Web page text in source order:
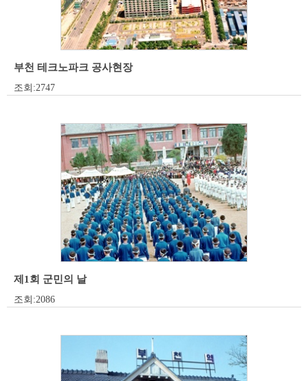
부천 테크노파크 공사현장
조회:2747
제1회 군민의 날
조회:2086